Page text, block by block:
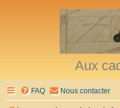
Aux
FAQ Nous contacter